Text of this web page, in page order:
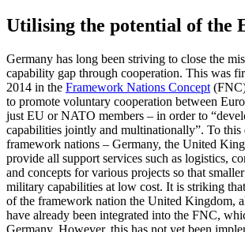
Utilising the potential of the
Germany has long been striving to close the
capability gap through co­operation. This was
2014 in the Framework Nations Concept
to promote voluntary cooperation between
just EU or NATO members – in order to
capabilities jointly and multinationally”. To this
framework nations – Germany, the United
provide all support services such as logistics,
and concepts for various projects so that
military capabilities at low cost. It is striking
of the framework nation the United Kingdom,
have already been integrated into the FNC,